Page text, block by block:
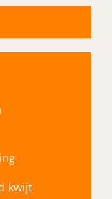
kwijt